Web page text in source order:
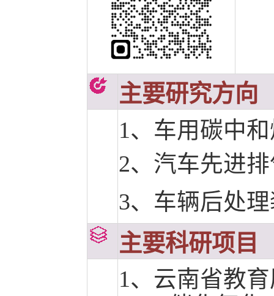
主要研究方向
1、车用碳中
2、汽车先进
3、车辆后处
主要科研项目
1、云南省教